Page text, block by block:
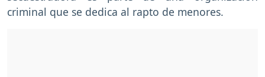
criminal que se dedica al rapto de menores.